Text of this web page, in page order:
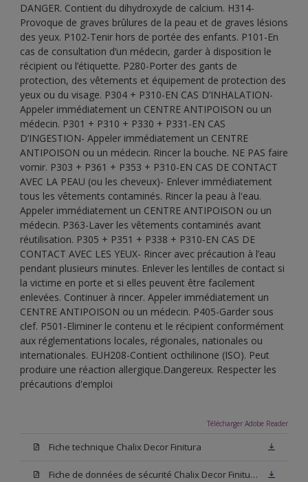
DANGER. Contient du dihydroxyde de calcium. H314-
Provoque de graves brûlures de la peau et de graves lésions
des yeux. P102-Tenir hors de portée des enfants. P101-En
cas de consultation d’un médecin, garder à disposition le
récipient ou l’étiquette. P280-Porter des gants de
protection, des vêtements et équipement de protection des
yeux ou du visage. P304 + P310-EN CAS D’INHALATION-
Appeler immédiatement un CENTRE ANTIPOISON ou un
médecin. P301 + P310 + P330 + P331-EN CAS
D’INGESTION- Appeler immédiatement un CENTRE
ANTIPOISON ou un médecin. Rincer la bouche. NE PAS faire
vomir. P303 + P361 + P353 + P310-EN CAS DE CONTACT
AVEC LA PEAU (ou les cheveux)- Enlever immédiatement
tous les vêtements contaminés. Rincer la peau à l'eau.
Appeler immédiatement un CENTRE ANTIPOISON ou un
médecin. P363-Laver les vêtements contaminés avant
réutilisation. P305 + P351 + P338 + P310-EN CAS DE
CONTACT AVEC LES YEUX- Rincer avec précaution à l’eau
pendant plusieurs minutes. Enlever les lentilles de contact si
la victime en porte et si elles peuvent être facilement
enlevées. Continuer à rincer. Appeler immédiatement un
CENTRE ANTIPOISON ou un médecin. P405-Garder sous
clef. P501-Eliminer le contenu et le récipient conformément
aux réglementations locales, régionales, nationales ou
internationales. EUH208-Contient octhilinone (ISO). Peut
produire une réaction allergique.Dangereux. Respecter les
précautions d'emploi
Télécharger Adobe Reader
Fiche technique Chalix Decor Finitura
Fiche de données de sécurité Chalix Decor Finitura Base W05